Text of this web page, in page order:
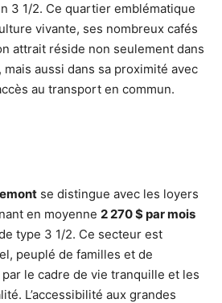
3 1/2. Ce quartier emblématique
vivante, ses nombreux cafés
attrait réside non seulement dans
mais aussi dans sa proximité avec
au transport en commun.
se distingue avec les loyers
en moyenne 2 270 $ par mois
type 3 1/2. Ce secteur est
peuplé de familles et de
le cadre de vie tranquille et les
L’accessibilité aux grandes